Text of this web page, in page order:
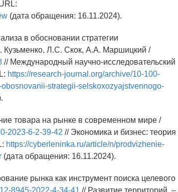
(дата обращения: 16.11.2024).
в обосновании стратегии
Кузьменко, Л.С. Скок, А.А. Маршицкий /
// Международный научно-исследовательский
https://research-journal.org/archive/10-100-
strategii-selskoxozyajstvennogo-
товара на рынке в современном мире /
2023-6-2-39-42 // Экономика и бизнес: теория
https://cyberleninka.ru/article/n/prodvizhenie-
(дата обращения: 16.11.2024).
рынка как инструмент поиска целевого
8945-2022-4-34-41 // Развитие территорий. –